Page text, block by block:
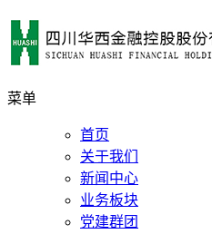
菜单
首页
关于我们
新闻中心
业务板块
党建群团